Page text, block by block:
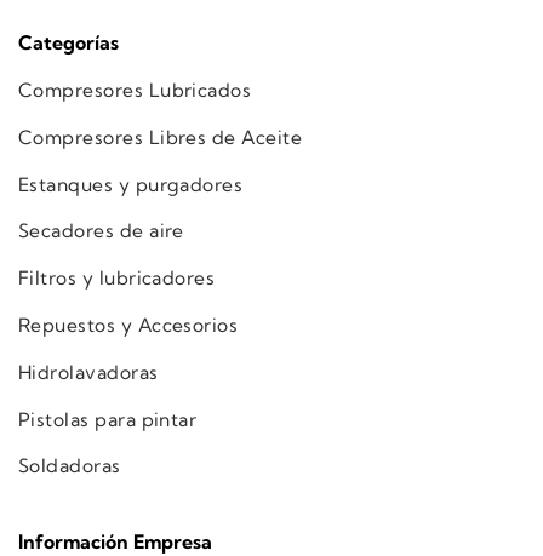
Categorías
Compresores Lubricados
Compresores Libres de Aceite
Estanques y purgadores
Secadores de aire
Filtros y lubricadores
Repuestos y Accesorios
Hidrolavadoras
Pistolas para pintar
Soldadoras
Información Empresa